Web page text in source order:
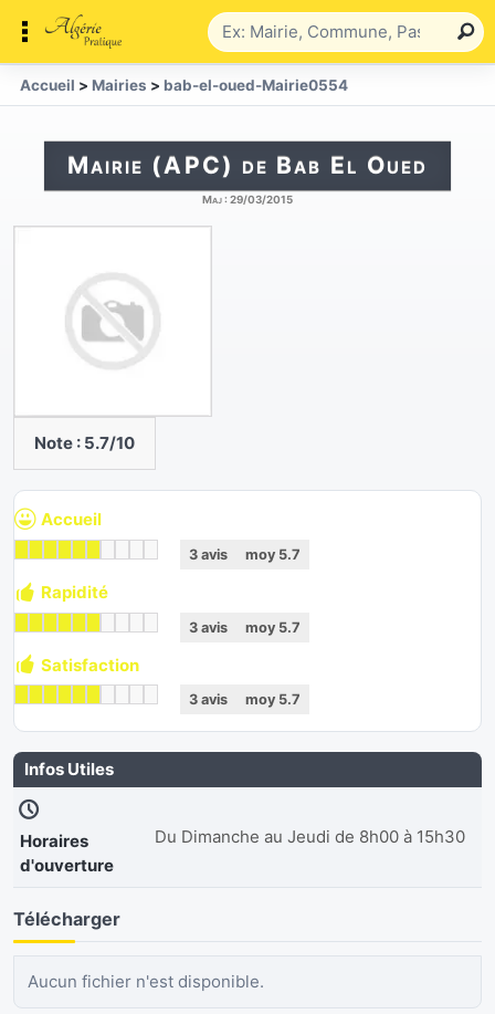
Accueil > Mairies > bab-el-oued-Mairie0554
Mairie (APC) de Bab El Oued
Maj : 29/03/2015
Note : 5.7/10
Accueil
3 avis moy 5.7
Rapidité
3 avis moy 5.7
Satisfaction
3 avis moy 5.7
Infos Utiles
Horaires
d'ouverture
Du Dimanche au Jeudi de 8h00 à 15h30
Télécharger
Aucun fichier n'est disponible.